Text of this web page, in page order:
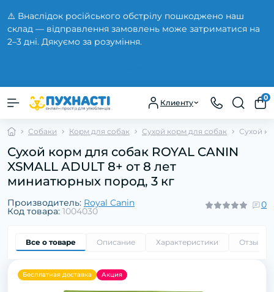
⚠️ Внаслідок російського обстрілу пошкоджено наш
склад — відправлення замовлень може затриматися на
2–3 дні. Дякуємо за розуміння.
Клиенту
0
Собаки Корм для собак Сухой корм для собак Сухой
Сухой корм для собак ROYAL CANIN
XSMALL ADULT 8+ от 8 лет
миниатюрных пород, 3 кг
Производитель: Royal Canin
Код товара: 1004030
0
Все о товаре Описание Характеристики Отзывы
Бесплатная доставка Акция